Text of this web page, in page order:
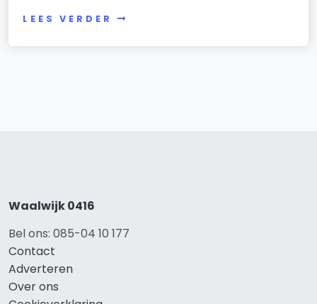
LEES VERDER
Waalwijk 0416
Bel ons: 085-04 10 177
Contact
Adverteren
Over ons